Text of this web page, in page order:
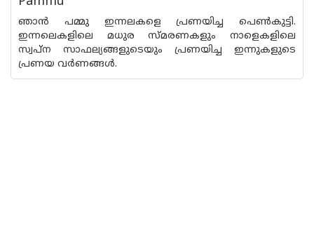
ഞാന്‍ പമ്മു ഇന്നലകളെ പ്രണയിച്ച പെണ്‍കുട്ടി.
ഇന്നലെകളിലെ മധുര സ്മരണകളും നാളെകളിലെ
സ്വപ്ന സാഫല്യങ്ങളുടെയും പ്രണയിച്ച ഇന്നുകളുടെ
പ്രണയ വര്‍ണങ്ങള്‍.